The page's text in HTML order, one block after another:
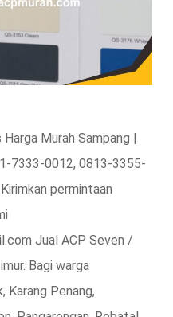
Murah Sampang |
7333-0012, 0813-3355-
permintaan
Jual ACP Seven /
Bagi warga
Karang Penang,